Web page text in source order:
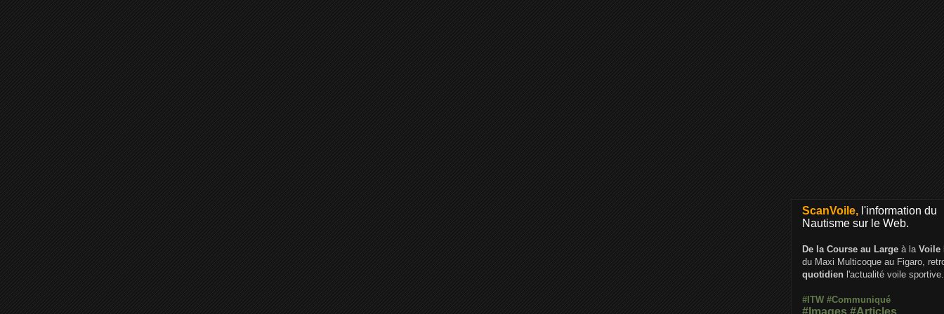
ScanVoile, l'information du
Nautisme sur le Web.
De la Course au Large à la Voile
du Maxi Multicoque au Figaro,
quotidien l'actualité voile sportive.
#ITW #Communiqué
#Images #Articles